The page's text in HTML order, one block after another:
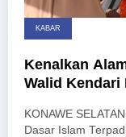
KABAR
Kenalkan
Walid
KONAWE
Dasar Islam